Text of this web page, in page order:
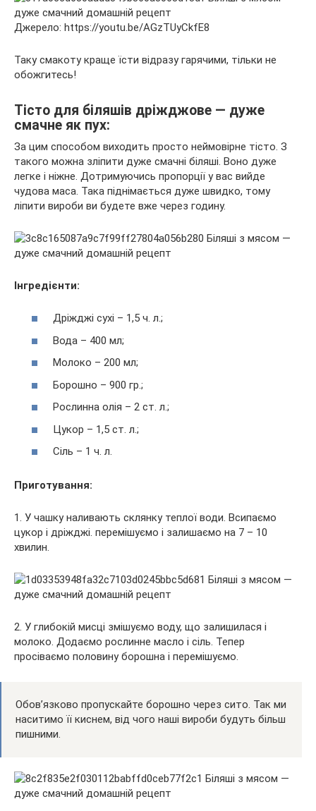
Джерело: https://youtu.be/AGzTUyCkfE8
Таку смакоту краще їсти відразу гарячими, тільки не
обожгитесь!
Тісто для біляшів дріжджове — дуже
смачне як пух:
За цим способом виходить просто неймовірне тісто. З
такого можна зліпити дуже смачні біляші. Воно дуже
легке і ніжне. Дотримуючись пропорції у вас вийде
чудова маса. Така піднімається дуже швидко, тому
ліпити вироби ви будете вже через годину.
Інгредієнти:
Дріжджі сухі – 1,5 ч. л.;
Вода – 400 мл;
Молоко – 200 мл;
Борошно – 900 гр.;
Рослинна олія – 2 ст. л.;
Цукор – 1,5 ст. л.;
Сіль – 1 ч. л.
Приготування:
1. У чашку наливають склянку теплої води. Всипаємо
цукор і дріжджі. перемішуємо і залишаємо на 7 – 10
хвилин.
2. У глибокій мисці змішуємо воду, що залишилася і
молоко. Додаємо рослинне масло і сіль. Тепер
просіваємо половину борошна і перемішуємо.
Обов’язково пропускайте борошно через сито. Так ми
наситимо її киснем, від чого наші вироби будуть більш
пишними.